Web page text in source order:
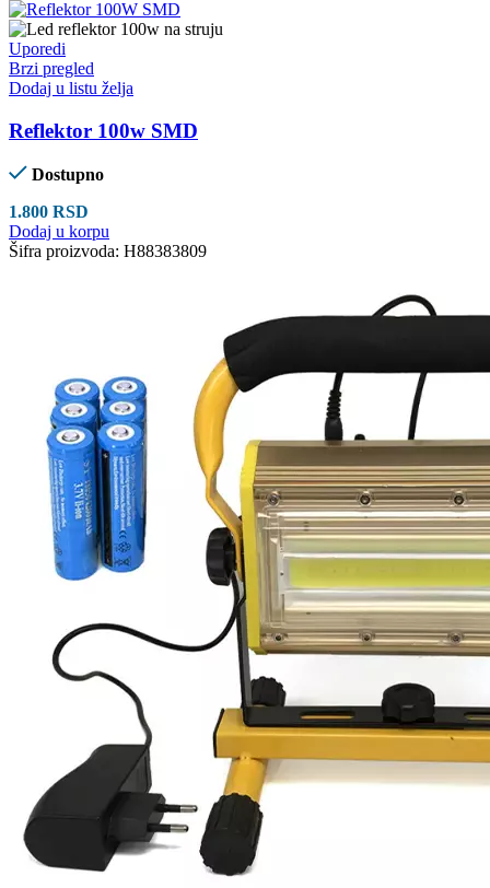
Uporedi
Brzi pregled
Dodaj u listu želja
Reflektor 100w SMD
Dostupno
1.800 RSD
Dodaj u korpu
Šifra proizvoda: H88383809